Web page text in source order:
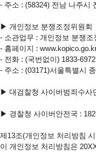
- 주소 : (58324) 전남 나주시
▶ 개인정보 분쟁조정위원회
- 소관업무 : 개인정보 분쟁
- 홈페이지 :
- 전화 : (국번없이) 1833-6972
- 주소 : (03171)서울특별시
▶ 대검찰청 사이버범죄수사
▶ 경찰청 사이버안전국 :
제13조(개인정보 처리방침
이 개인정보 처리방침은